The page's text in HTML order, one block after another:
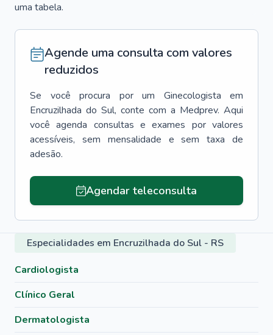
uma tabela.
Agende uma consulta com valores
reduzidos
Se você procura por um Ginecologista
em
Encruzilhada do Sul, conte com a Medprev. Aqui
você agenda consultas e exames por valores
acessíveis, sem mensalidade e sem taxa de
adesão.
Agendar teleconsulta
Especialidades em Encruzilhada do Sul - RS
Cardiologista
Clínico Geral
Dermatologista